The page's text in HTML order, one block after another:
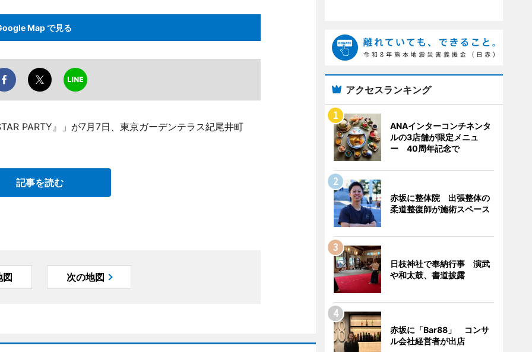
Map で見る
PARTY』」が7月7日、東京ガーデンテラス紀尾井町
記事を読む
図 次の地図
アクセスランキング
ANAインターコンチネンタ
ルの3店舗が限定メニュ
ー 40周年記念で
赤坂に整体院 出張整体の
柔道整復師が施術スペース
日枝神社で奉納行事 演武
や和太鼓、書道披露
赤坂に「Bar88」 コンサ
ル会社経営者が出店